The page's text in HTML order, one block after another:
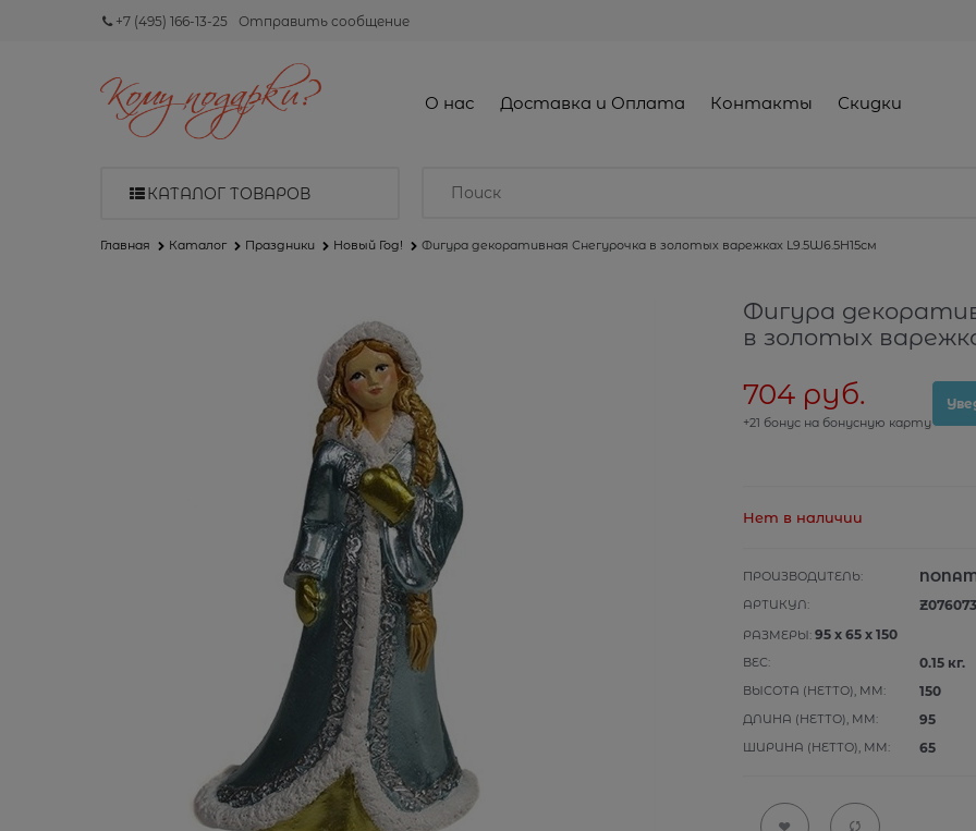
+7 (495) 166-13-25 Отправить сообщение
О нас Доставка и Оплата Контакты Скидки
КАТАЛОГ ТОВАРОВ
Главная Каталог Праздники Новый Год! Фигура декоративная Снегурочка в золотых варежках L9.5W6.5H15см
Фигура
в золотых
704 руб.
+21 бонус на бонусную карту
Нет в наличии
ПРОИЗВОДИТЕЛЬ:
АРТИКУЛ: Z076073
РАЗМЕРЫ: 95 x 65 x 150
ВЕС: 0.15кг.
ВЫСОТА (НЕТТО), ММ: 150
ДЛИНА (НЕТТО), ММ: 95
ШИРИНА (НЕТТО), ММ: 65